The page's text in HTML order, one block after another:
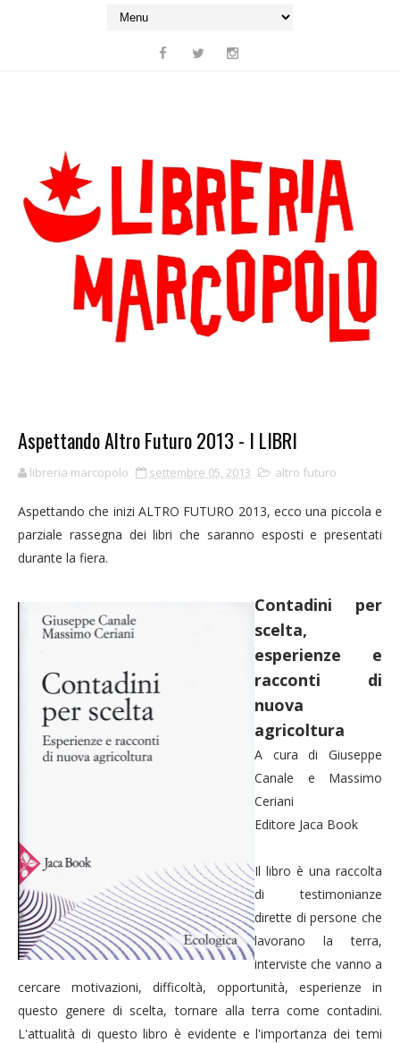
Aspettando Altro Futuro 2013 - I LIBRI
libreria marcopolo settembre 05, 2013 altro futuro
Aspettando che inizi ALTRO FUTURO 2013, ecco una piccola e
parziale rassegna dei libri che saranno esposti e presentati
durante la fiera.
Contadini per
scelta,
esperienze e
racconti di
nuova
agricoltura
A cura di Giuseppe
Canale e Massimo
Ceriani
Editore Jaca Book
Il libro è una raccolta
di testimonianze
dirette di persone che
lavorano la terra,
interviste che vanno a
cercare motivazioni, difficoltà, opportunità, esperienze in
questo genere di scelta, tornare alla terra come contadini.
L'attualità di questo libro è evidente e l'importanza dei temi